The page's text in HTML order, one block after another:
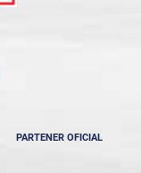
PARTENER OFICIAL